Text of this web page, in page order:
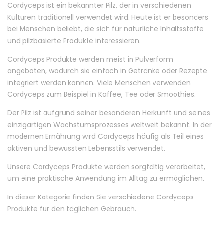
Cordyceps ist ein bekannter Pilz, der in verschiedenen
Kulturen traditionell verwendet wird. Heute ist er besonders
bei Menschen beliebt, die sich für natürliche Inhaltsstoffe
und pilzbasierte Produkte interessieren.
Cordyceps Produkte werden meist in Pulverform
angeboten, wodurch sie einfach in Getränke oder Rezepte
integriert werden können. Viele Menschen verwenden
Cordyceps zum Beispiel in Kaffee, Tee oder Smoothies.
Der Pilz ist aufgrund seiner besonderen Herkunft und seines
einzigartigen Wachstumsprozesses weltweit bekannt. In der
modernen Ernährung wird Cordyceps häufig als Teil eines
aktiven und bewussten Lebensstils verwendet.
Unsere Cordyceps Produkte werden sorgfältig verarbeitet,
um eine praktische Anwendung im Alltag zu ermöglichen.
In dieser Kategorie finden Sie verschiedene Cordyceps
Produkte für den täglichen Gebrauch.